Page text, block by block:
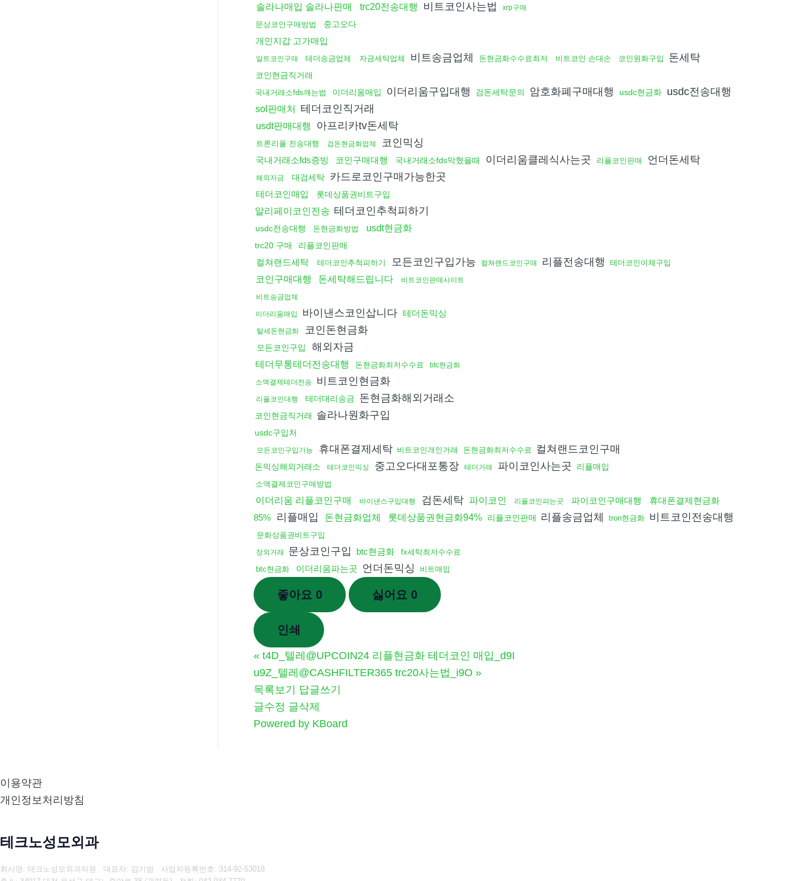
솔라나매입 솔라나판매 trc20전송대행 비트코인사는법 xrp구매
문상코인구매방법 중고오다
개인지갑 고가매입
알트코인구매 테더송금업체 자금세탁업체 비트송금업체 돈현금화수수료최저 비트코인 손대손 코인원화구입 돈세탁
코인현금직거래
국내거래소fds깨는법 이더리움매입 이더리움구입대행 검돈세탁문의 암호화폐구매대행 usdc현금화 usdc전송대행
sol판매처 테더코인직거래
usdt판매대행 아프리카tv돈세탁
트론리플 전송대행 검돈현금화업체 코인믹싱
국내거래소fds증빙 코인구매대행 국내거래소fds막혔을때 이더리움클레식사는곳 리플코인판매 언더돈세탁
해외자금 대검세탁 카드로코인구매가능한곳
테더코인매입 롯데상품권비트구입
알리페이코인전송 테더코인추척피하기
usdc전송대행 돈현금화방법 usdt현금화
trc20 구매 리플코인판매
컬쳐랜드세탁 테더코인추척피하기 모든코인구입가능 컬쳐랜드코인구매 리플전송대행 테더코인이체구입
코인구매대행 돈세탁해드립니다 비트코인판매사이트
비트송금업체
이더리움매입 바이낸스코인삽니다 테더돈믹싱
탈세돈현금화 코인돈현금화
모든코인구입 해외자금
테더무통테더전송대행 돈현금화최저수수료 btc현금화
소액결제테더전송 비트코인현금화
리플코인대행 테더대리송금 돈현금화해외거래소
코인현금직거래 솔라나원화구입
usdc구입처
모든코인구입가능 휴대폰결제세탁 비트코인개인거래 돈현금화최저수수료 컬쳐랜드코인구매
돈믹싱해외거래소 테더코인믹싱 중고오다대포통장 테더거래 파이코인사는곳 리플매입
소액결제코인구매방법
이더리움 리플코인구매 바이낸스구입대행 검돈세탁 파이코인 리플코인파는곳 파이코인구매대행
휴대폰결제현금화
85%
리플매입 돈현금화업체 롯데상품권현금화94% 리플코인판매 리플송금업체 tron현금화 비트코인전송대행
문화상품권비트구입
장외거래 문상코인구입 btc현금화
fx세탁최저수수료
btc현금화
이더리움파는곳 언더돈믹싱 비트매입
좋아요 0 싫어요 0
인쇄
« t4D_텔레@UPCOIN24 리플현금화 테더코인 매입_d9I
u9Z_텔레@CASHFILTER365 trc20사는법_i9O »
목록보기
답글쓰기
글수정 글삭제
Powered by KBoard
이용약관
개인정보처리방침
테크노성모외과
회사명: 테크노성모외과의원 대표자: 김기범 사업자등록번호: 314-92-53018